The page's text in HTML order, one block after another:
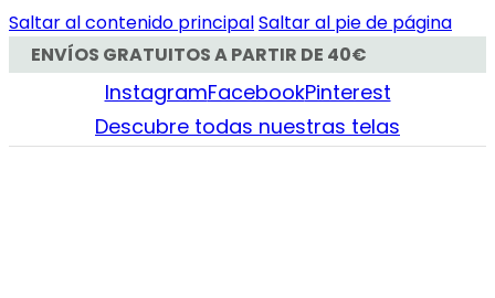
Saltar al contenido principalSaltar al pie de página
ENVÍOS GRATUITOS A PARTIR DE 40€
InstagramFacebookPinterest
Descubre todas nuestras telas